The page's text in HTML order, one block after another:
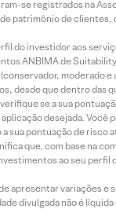
se registrados na
patrimônio de
do investidor aos
ANBIMA de
moderado
desde que dentro das
se a sua
desejada.
sua pontuação de
que, com base na
ao seu
apresentar variações e
divulgada não é